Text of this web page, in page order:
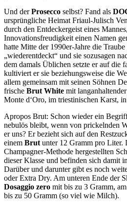
Und derProsecco selbst? Fand als
ursprüngliche Heimat Friaul-Julisch
durch den Entdeckergeist eines
Innovationsfreudigkeit einen Namen
hatte Mitte der 1990er-Jahre die
„wiederentdeckt“ und sie sozusagen
dem damals Üblichen setzte er auf die
kultiviert er sie beziehungsweise die
allem gemeinsam mit seinen Söhnen
frische Brut White mit
Monte d‘Oro, im triestinischen Karst,
Apropos Brut: Schon wieder ein
nebulös bleibt, wenn von prickelnden
er uns? Er bezieht sich auf den
einem Brutunter 12 Gramm pro Liter.
Champagner-Methode hergestellten
dieser Klasse und befinden sich damit
Darüber und darunter gibt es noch
oder Extra Dry. Am unteren Ende der
Dosaggio zero mit bis zu 3 Gramm,
bis zu 50 Gramm (so viel wie Milch).